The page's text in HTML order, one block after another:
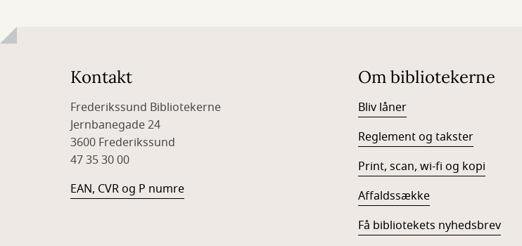
Kontakt
Frederikssund Bibliotekerne
Jernbanegade 24
3600 Frederikssund
47 35 30 00
EAN, CVR og P numre
Om bibliotekerne
Bliv låner
Reglement og takster
Print, scan, wi-fi og kopi
Affaldssække
Få bibliotekets nyhedsbrev